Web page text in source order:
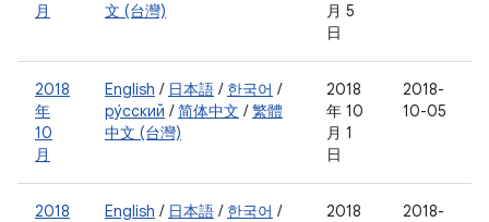
月
文 (台灣)
月 5
日
2018
年
10
月
English / 日本語 / 한국어 /
ру́сский /简体中文 /繁體
中文 (台灣)
2018
年 10
月 1
日
2018-
10-05
2018
English / 日本語 / 한국어 /
2018
2018-